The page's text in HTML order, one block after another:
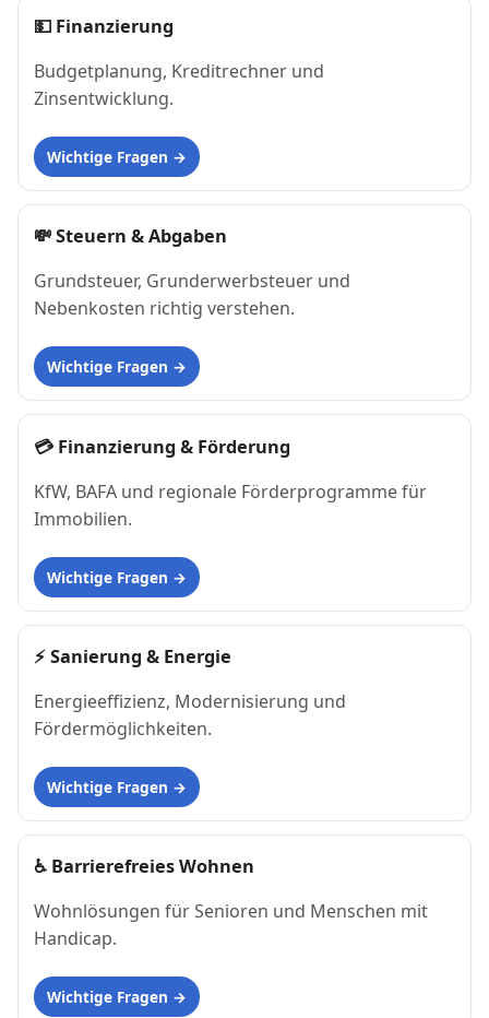
💵 Finanzierung
Budgetplanung, Kreditrechner und
Zinsentwicklung.
Wichtige Fragen
💸Steuern & Abgaben
Grundsteuer, Grunderwerbsteuer und
Nebenkosten richtig verstehen.
Wichtige Fragen
💳 Finanzierung & Förderung
KfW, BAFA und regionale Förderprogramme für
Immobilien.
Wichtige Fragen
⚡Sanierung & Energie
Energieeffizienz, Modernisierung und
Fördermöglichkeiten.
Wichtige Fragen
♿ Barrierefreies Wohnen
Wohnlösungen für Senioren und Menschen mit
Handicap.
Wichtige Fragen